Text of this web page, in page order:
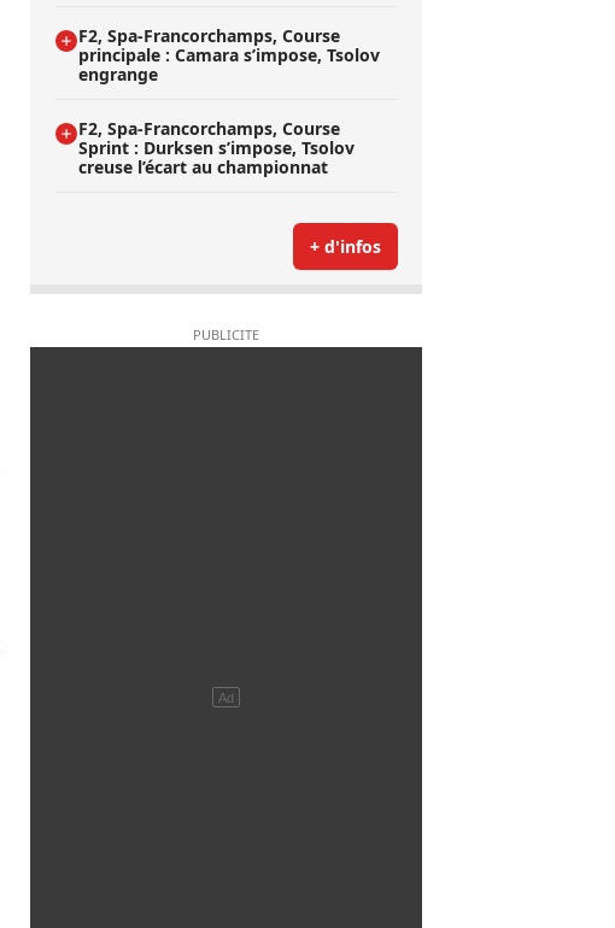
F2, Spa-Francorchamps, Course
principale : Camara s’impose, Tsolov
engrange
F2, Spa-Francorchamps, Course
Sprint : Durksen s’impose, Tsolov
creuse l’écart au championnat
+ d'infos